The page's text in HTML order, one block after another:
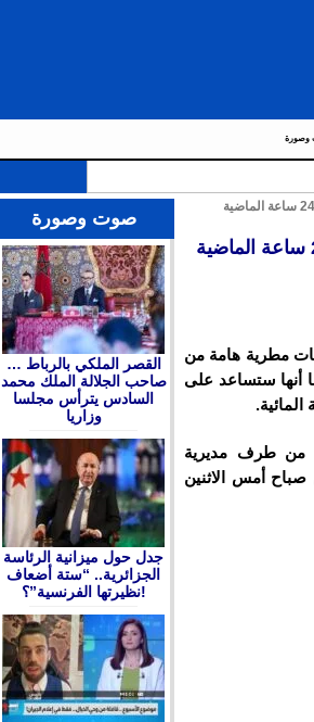
تساقطات مطرية هامة من
أنها ستساعد على
من طرف مديرية
صباح أمس الاثنين
صوت وصورة
القصر الملكي بالرباط …
صاحب الجلالة الملك محمد
السادس يترأس مجلسا
وزاريا
جدل حول ميزانية الرئاسة
الجزائرية.. “ستة أضعاف
نظيرتها الفرنسية”؟!